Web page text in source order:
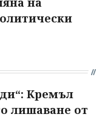
Кремъл
лишаване от